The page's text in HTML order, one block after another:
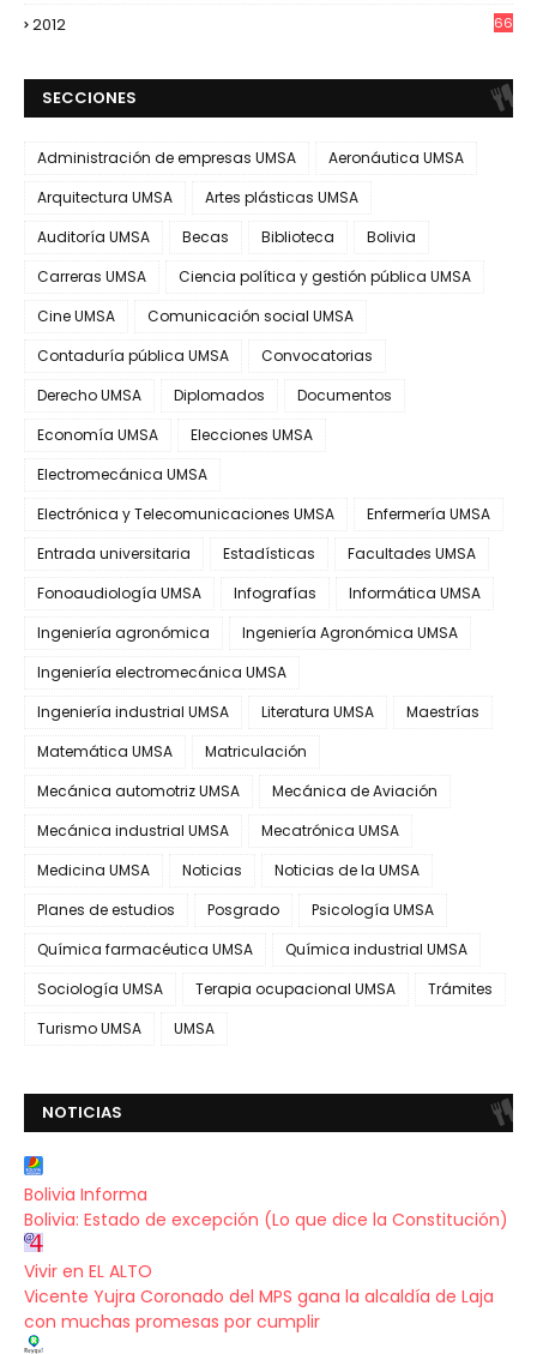
2012 66
SECCIONES
Administración de empresas UMSA
Aeronáutica UMSA
Arquitectura UMSA
Artes plásticas UMSA
Auditoría UMSA
Becas Biblioteca
Bolivia
Carreras UMSA
Ciencia política y gestión pública UMSA
Cine UMSA
Comunicación social UMSA
Contaduría pública UMSA
Convocatorias
Derecho UMSA
Diplomados
Documentos
Economía UMSA
Elecciones UMSA
Electromecánica UMSA
Electrónica y Telecomunicaciones UMSA
Enfermería UMSA
Entrada universitaria
Estadísticas
Facultades UMSA
Fonoaudiología UMSA
Infografías
Informática UMSA
Ingeniería agronómica
Ingeniería Agronómica UMSA
Ingeniería electromecánica UMSA
Ingeniería industrial UMSA
Literatura UMSA
Maestrías
Matemática UMSA
Matriculación
Mecánica automotriz UMSA
Mecánica de Aviación
Mecánica industrial UMSA
Mecatrónica UMSA
Medicina UMSA
Noticias
Noticias de la UMSA
Planes de estudios
Posgrado
Psicología UMSA
Química farmacéutica UMSA
Química industrial UMSA
Sociología UMSA
Terapia ocupacional UMSA
Trámites
Turismo UMSA
UMSA
NOTICIAS
Bolivia Informa
Bolivia: Estado de excepción (Lo que dice la Constitución)
Vivir en EL ALTO
Vicente Yujra Coronado del MPS gana la alcaldía de Laja
con muchas promesas por cumplir